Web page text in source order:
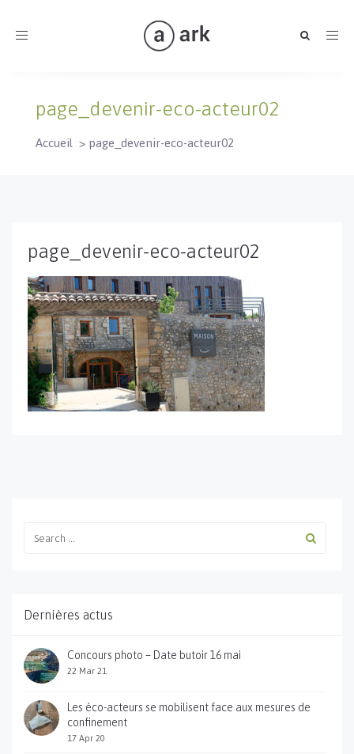
Toggle
page_devenir-eco-acteur02
Accueil > page_devenir-eco-acteur02
page_devenir-eco-acteur02
Dernières actus
Concours photo – Date butoir 16 mai
22 Mar 21
Les éco-acteurs se mobilisent face aux mesures de
confinement
17 Apr 20